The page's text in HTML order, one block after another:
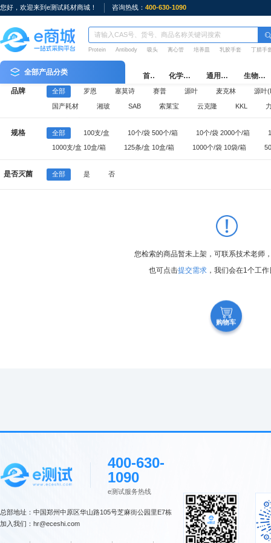
您好，欢迎来到e测试耗材商城！ 咨询热线： 400-630-1090
Protein Antibody 吸头 离心管 培养皿 乳胶手套 丁腈手
全部产品分类 首页 化学试剂 通用耗材 生物耗材
购物车
品牌 全部 罗恩 塞莫诗 赛普 源叶 麦克林 源叶
国产耗材 湘玻 SAB 索莱宝 云克隆 KKL
规格 全部 100支/盒 10个/袋 500个/箱 10个/袋 2000个/箱
1000支/盒 10盒/箱 125条/盒 10盒/箱 1000个/袋 10袋/箱
50个/袋 10袋/箱
是否灭菌 全部 是 否
您检索的商品暂未上架，可联系技术老师
也可点击提交需求，我们会在1个工作
400-630-
1090
e测试服务热线
总部地址：中国郑州中原区华山路105号芝麻街公园里E7栋
加入我们：hr@eceshi.com